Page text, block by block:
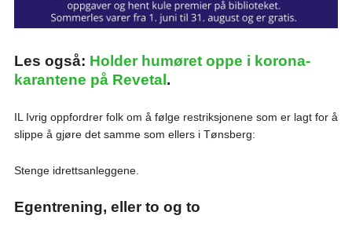
Les også: Holder humøret oppe i korona-
karantene på Revetal .
IL Ivrig oppfordrer folk om å følge restriksjonene som er lagt for å
slippe å gjøre det samme som ellers i Tønsberg:
Stenge idrettsanleggene.
Egentrening, eller to og to